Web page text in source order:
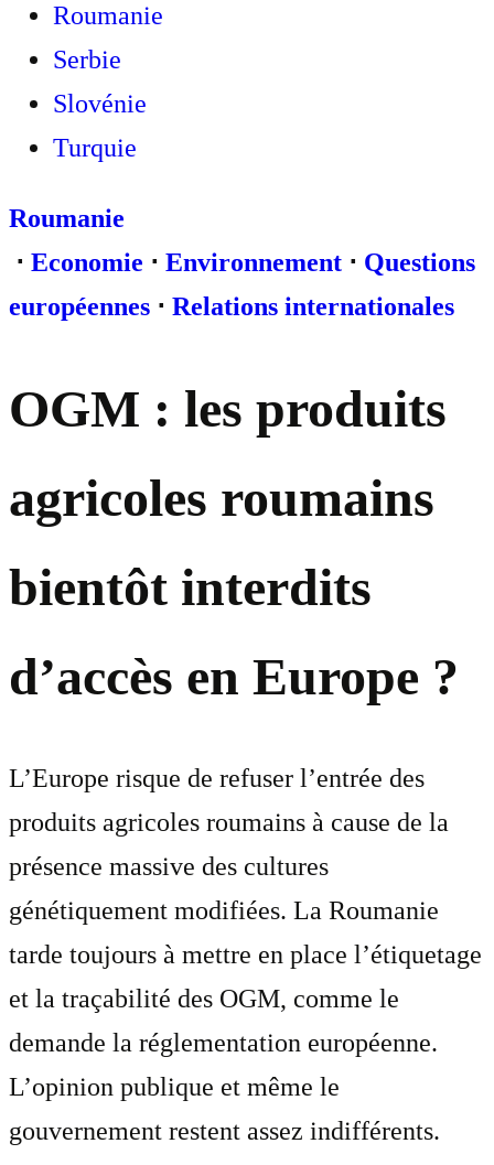
Roumanie
Serbie
Slovénie
Turquie
Roumanie
⋅ Economie ⋅ Environnement ⋅ Questions
européennes ⋅ Relations internationales
OGM : les produits
agricoles roumains
bientôt interdits
d’accès en Europe ?
L’Europe risque de refuser l’entrée des
produits agricoles roumains à cause de la
présence massive des cultures
génétiquement modifiées. La Roumanie
tarde toujours à mettre en place l’étiquetage
et la traçabilité des OGM, comme le
demande la réglementation européenne.
L’opinion publique et même le
gouvernement restent assez indifférents.